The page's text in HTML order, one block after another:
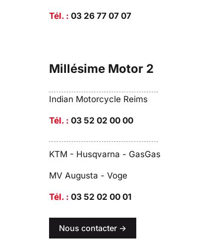
Tél. : 03 26 77 07 07
Millésime Motor 2
Indian Motorcycle Reims
Tél. : 03 52 02 00 00
KTM - Husqvarna - GasGas
MV Augusta - Voge
Tél. : 03 52 02 00 01
Nous contacter ->